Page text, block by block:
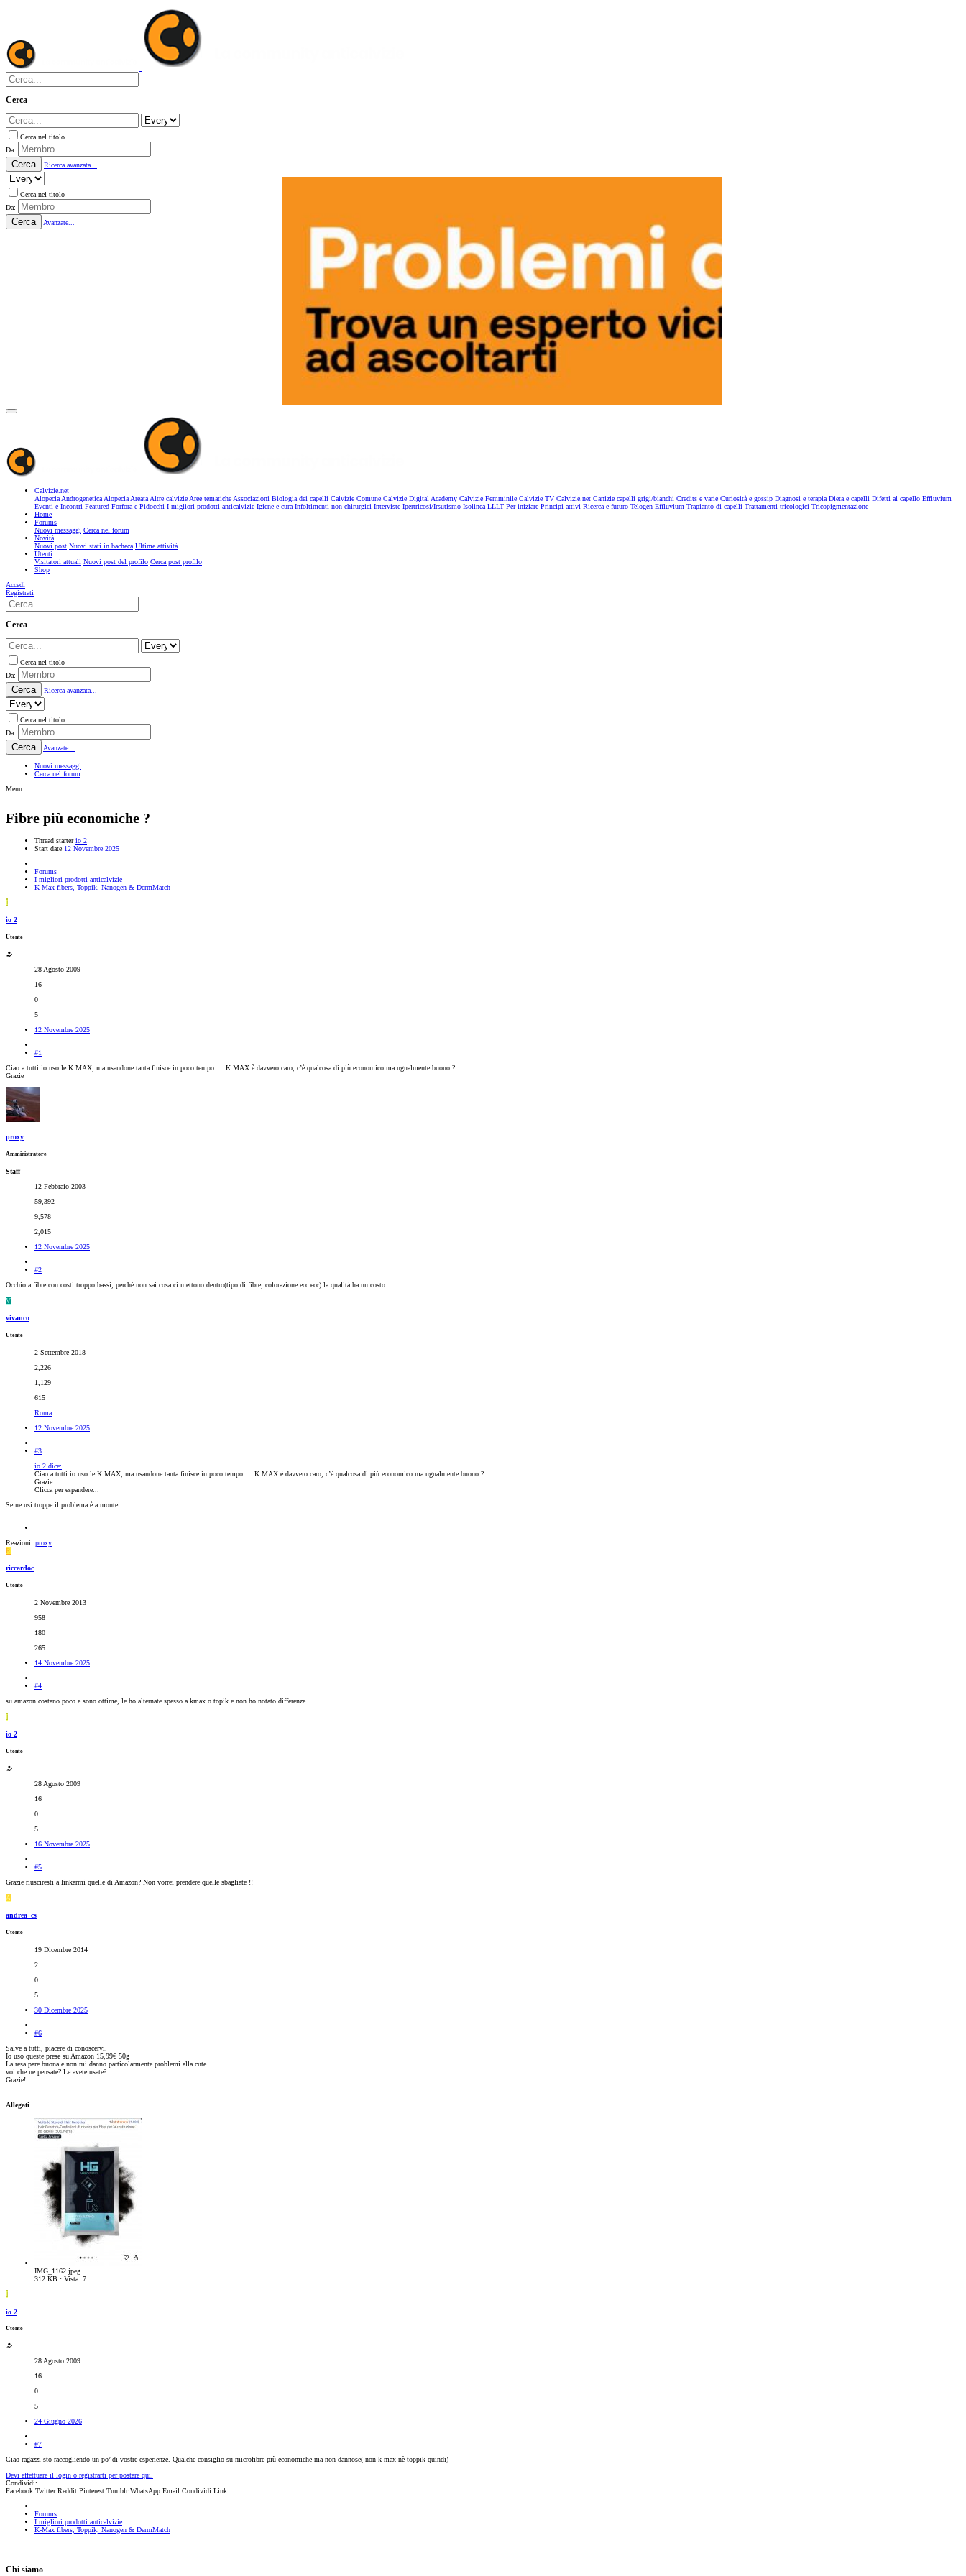
Cerca
Cerca nel titolo
Da:
Cerca Ricerca avanzata...
Cerca nel titolo
Da:
Cerca Avanzate...
Calvizie.net
Alopecia AndrogeneticaAlopecia AreataAltre calvizieAree tematicheAssociazioni Biologia dei capelli Calvizie Comune Calvizie Digital Academy Calvizie Femminile Calvizie TV Calvizie.net Canizie capelli grigi/bianchi Credits e varie Curiosità e gossip Diagnosi e terapia Dieta e capelli Difetti al capello Effluvium
Eventi e Incontri Featured Forfora e Pidocchi I migliori prodotti anticalvizie Igiene e cura Infoltimenti non chirurgici Interviste Ipertricosi/Irsutismo Isolinea LLLT Per iniziare Principi attivi Ricerca e futuro Telogen Effluvium Trapianto di capelli Trattamenti tricologici Tricopigmentazione
Home
Forums
Nuovi messaggi Cerca nel forum
Novità
Nuovi post Nuovi stati in bacheca Ultime attività
Utenti
Visitatori attuali Nuovi post del profilo Cerca post profilo
Shop
Accedi
Registrati
Cerca
Cerca nel titolo
Da:
Cerca Ricerca avanzata...
Cerca nel titolo
Da:
Cerca Avanzate...
Nuovi messaggi
Cerca nel forum
Menu
Fibre più economiche ?
Thread starter io 2
Start date 12 Novembre 2025
Forums
I migliori prodotti anticalvizie
K-Max fibers, Toppik, Nanogen & DermMatch
I
io 2
Utente
28 Agosto 2009
16
0
5
12 Novembre 2025
#1
Ciao a tutti io uso le K MAX, ma usandone tanta finisce in poco tempo … K MAX è davvero caro, c’è qualcosa di più economico ma ugualmente buono ?
Grazie
proxy
Amministratore
Staff
12 Febbraio 2003
59,392
9,578
2,015
12 Novembre 2025
#2
Occhio a fibre con costi troppo bassi, perché non sai cosa ci mettono dentro(tipo di fibre, colorazione ecc ecc) la qualità ha un costo
V
vivanco
Utente
2 Settembre 2018
2,226
1,129
615
Roma
12 Novembre 2025
#3
io 2 dice:
Ciao a tutti io uso le K MAX, ma usandone tanta finisce in poco tempo … K MAX è davvero caro, c’è qualcosa di più economico ma ugualmente buono ?
Grazie
Clicca per espandere...
Se ne usi troppe il problema è a monte
Reazioni: proxy
R
riccardoc
Utente
2 Novembre 2013
958
180
265
14 Novembre 2025
#4
su amazon costano poco e sono ottime, le ho alternate spesso a kmax o topik e non ho notato differenze
I
io 2
Utente
28 Agosto 2009
16
0
5
16 Novembre 2025
#5
Grazie riusciresti a linkarmi quelle di Amazon? Non vorrei prendere quelle sbagliate !!
A
andrea_cs
Utente
19 Dicembre 2014
2
0
5
30 Dicembre 2025
#6
Salve a tutti, piacere di conoscervi.
Io uso queste prese su Amazon 15,99€ 50g
La resa pare buona e non mi danno particolarmente problemi alla cute.
voi che ne pensate? Le avete usate?
Grazie!
Allegati
IMG_1162.jpeg
312 KB · Vista: 7
I
io 2
Utente
28 Agosto 2009
16
0
5
24 Giugno 2026
#7
Ciao ragazzi sto raccogliendo un po’ di vostre esperienze. Qualche consiglio su microfibre più economiche ma non dannose( non k max nè toppik quindi)
Devi effettuare il login o registrarti per postare qui.
Condividi:
Facebook Twitter Reddit Pinterest Tumblr WhatsApp Email Condividi Link
Forums
I migliori prodotti anticalvizie
K-Max fibers, Toppik, Nanogen & DermMatch
Chi siamo